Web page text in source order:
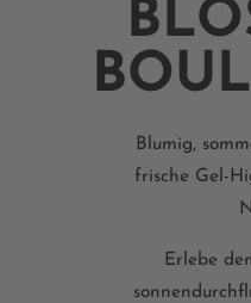
Blumig,
frische Gel-
Erlebe